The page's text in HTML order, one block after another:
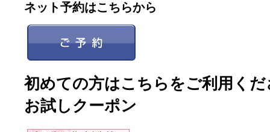
ネット予約はこちらから
初めての方はこちらをご利用くだ
お試しクーポン